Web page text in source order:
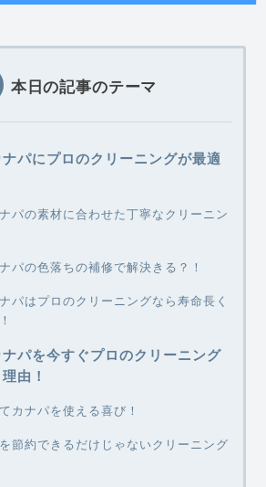
本日の記事のテーマ
パにプロのクリーニングが最適
パの素材に合わせた丁寧なクリーニン
パの色落ちの補修で解決きる？！
パはプロのクリーニングなら寿命長く
パを今すぐプロのクリーニング
由！
カナパを使える喜び！
節約できるだけじゃないクリーニング